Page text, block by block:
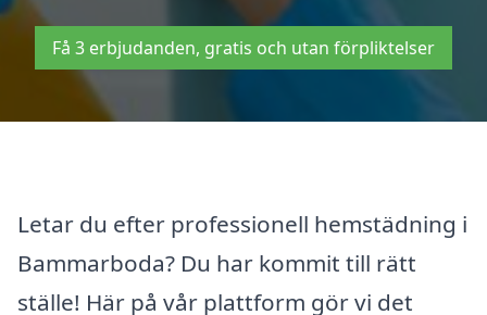
Få 3 erbjudanden, gratis och utan förpliktelser
Letar du efter professionell hemstädning i
Bammarboda? Du har kommit till rätt
ställe! Här på vår plattform gör vi det